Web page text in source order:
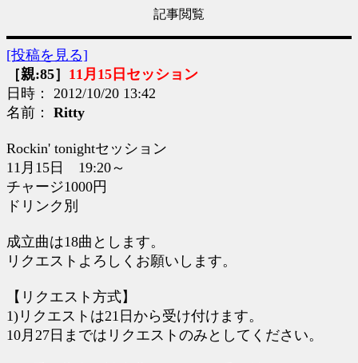
記事閲覧
[投稿を見る]
［親:85］ 11月15日セッション
日時： 2012/10/20 13:42
名前： Ritty
Rockin' tonightセッション
11月15日 19:20～
チャージ1000円
ドリンク別
成立曲は18曲とします。
リクエストよろしくお願いします。
【リクエスト方式】
1)リクエストは21日から受け付けます。
10月27日まではリクエストのみとしてください。